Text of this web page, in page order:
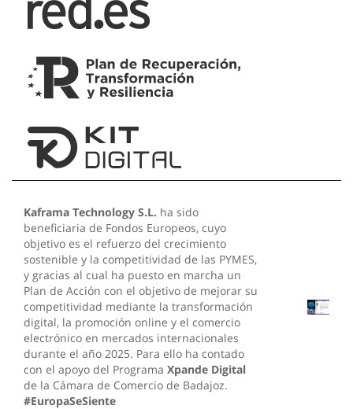
Kaframa Technology S.L. ha sido
beneficiaria de Fondos Europeos, cuyo
objetivo es el refuerzo del crecimiento
sostenible y la competitividad de las PYMES,
y gracias al cual ha puesto en marcha un
Plan de Acción con el objetivo de mejorar su
competitividad mediante la transformación
digital, la promoción online y el comercio
electrónico en mercados internacionales
durante el año 2025. Para ello ha contado
con el apoyo del Programa Xpande Digital
de la Cámara de Comercio de Badajoz.
#EuropaSeSiente